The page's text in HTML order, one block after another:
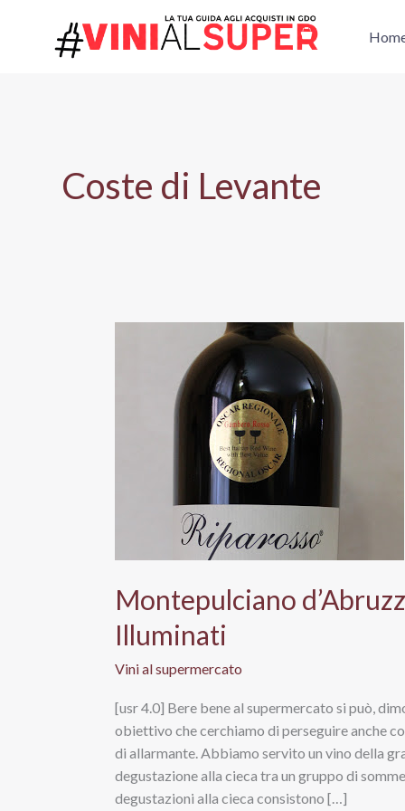
contenuto
Coste di Levante
Montepulciano
Illuminati
Vini al supermercato
[usr 4.0] Bere bene al supermercato si può,
obiettivo che cerchiamo di perseguire anche
di allarmante. Abbiamo servito un vino della
degustazione alla cieca tra un gruppo di
degustazioni alla cieca consistono […]